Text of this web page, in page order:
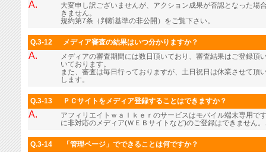
A.
大変申し訳ございませんが、アクション成果が否認となった場
きません。
規約第7条（判断基準の非公開）をご覧下さい。
Q.3-12 メディア審査の結果はいつ分かりますか？
A.
メディアの審査期間には数日頂いており、審査結果はご登録頂
いております。
また、審査は毎日行っておりますが、土日祝日は休業させて頂
します。
Q.3-13 ＰＣサイトをメディア登録することはできますか？
A.
アフィリエイトｗａｌｋｅｒのサービスはモバイル端末専用で
に非対応のメディア(ＷＥＢサイトなど)のご登録はできません
Q.3-14 「管理ページ」でできることは何ですか？